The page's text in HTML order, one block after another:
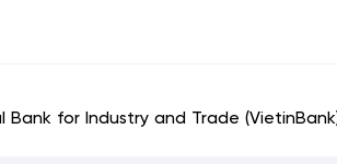
for Industry and Trade